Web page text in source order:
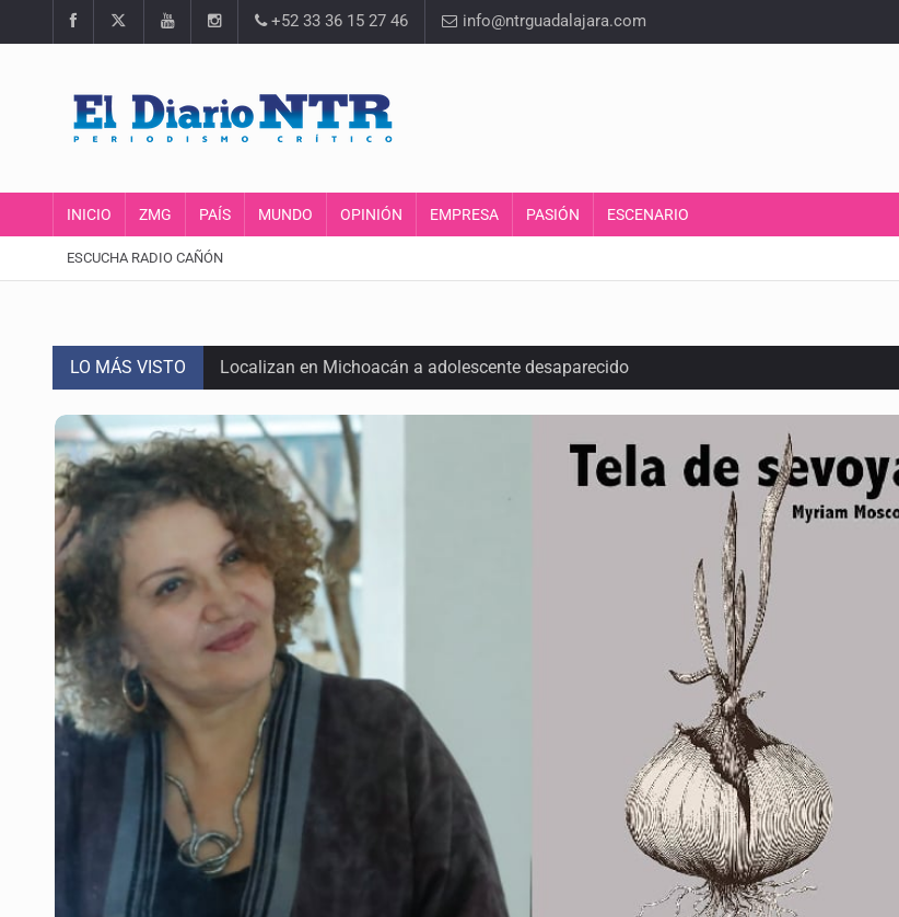
+52 33 36 15 27 46 info@ntrguadalajara.com
INICIO ZMG PAÍS MUNDO OPINIÓN EMPRESA PASIÓN ESCENARIO
ESCUCHA RADIO CAÑÓN
LO MÁS VISTO Localizan en Michoacán a adolescente desaparecido
México no está preparado para una intervención unilateral de EUA contra cárteles
Lamenta Carla Humphrey la negativa del INE para aprobar lineamientos de fiscalización
Desapariciones en Jalisco, con complicidad de policías, afirma Lazos de Amor
Aseguran pitón dentro de vivienda de Santa Tere
Sheinbaum anticipa más detenciones por caso Ayotzinapa y promete justicia
Resalta Fujimori restablecimiento de relaciones con México
Asume Abelardo De la Espriella como Presidente de Colombia
Policías bajo la mira: La CEDHJ documenta su implicación en desapariciones forzadas
Catean casa por esquema de fraude telefónico